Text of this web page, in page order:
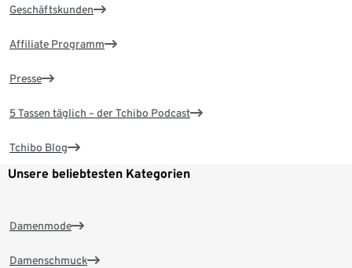
Geschäftskunden
Affiliate Programm
Presse
5 Tassen täglich – der Tchibo Podcast
Tchibo Blog
Unsere beliebtesten Kategorien
Damenmode
Damenschmuck